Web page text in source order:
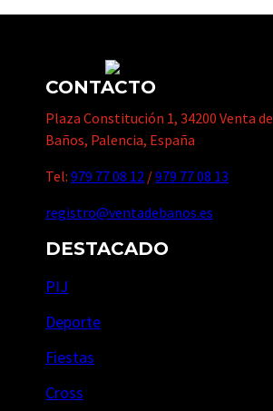
CONTACTO
Plaza Constitución 1, 34200 Venta de
Baños, Palencia, España
Tel: 979 77 08 12 /979 77 08 13
registro@ventadebanos.es
DESTACADO
PIJ
Deporte
Fiestas
Cross